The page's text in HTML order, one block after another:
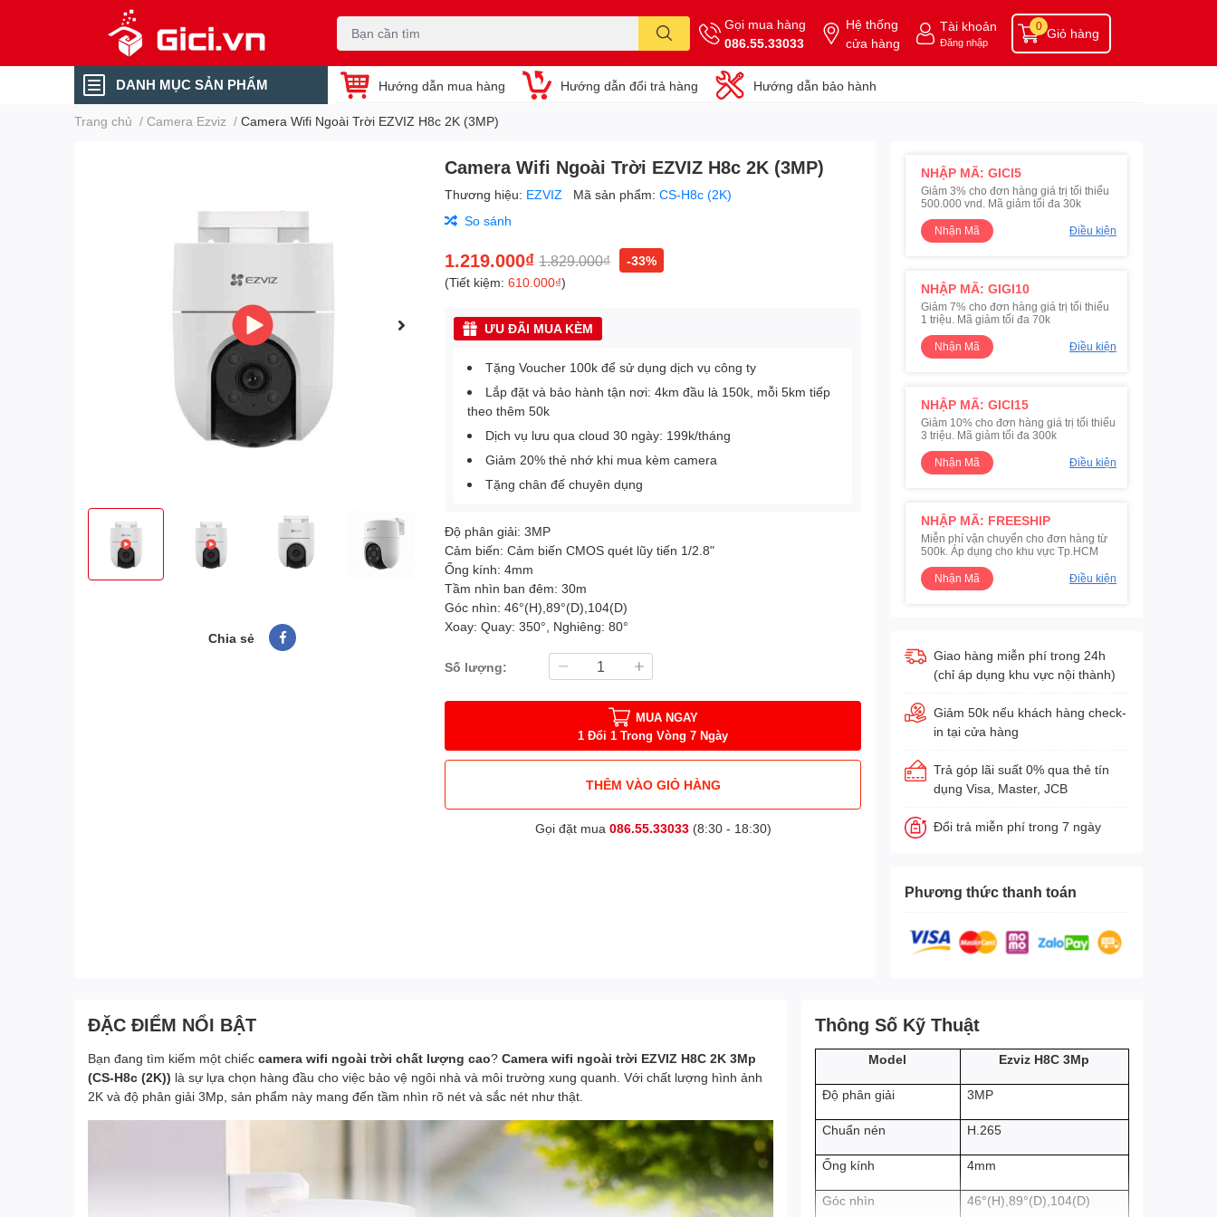
Gọi mua hàng
086.55.33033
Hệ thống
cửa hàng
Tài khoản
Đăng nhập
Giỏ hàng
0
DANH MỤC SẢN PHẨM Hướng dẫn mua hàng Hướng dẫn đổi trả hàng Hướng dẫn bảo hành
Trang chủ / Camera Ezviz / Camera Wifi Ngoài Trời EZVIZ H8c 2K (3MP)
Chia sẻ
Camera Wifi Ngoài Trời EZVIZ H8c 2K (3MP)
Thương hiệu: EZVIZ Mã sản phẩm:CS-H8c (2K)
So sánh
1.219.000₫ 1.829.000₫
-33%
(Tiết kiệm:610.000₫)
ƯU ĐÃI MUA KÈM
Tặng Voucher 100k để sử dụng dịch vụ công ty
Lắp đặt và bảo hành tận nơi: 4km đầu là 150k, mỗi 5km tiếp
theo thêm 50k
Dịch vụ lưu qua cloud 30 ngày: 199k/tháng
Giảm 20% thẻ nhớ khi mua kèm camera
Tặng chân đế chuyên dụng
Độ phân giải: 3MP
Cảm biến: Cảm biến CMOS quét lũy tiến 1/2.8"
Ống kính: 4mm
Tầm nhìn ban đêm: 30m
Góc nhìn: 46°(H),89°(D),104(D)
Xoay: Quay: 350°, Nghiêng: 80°
Số lượng:
MUA NGAY
1 Đổi 1 Trong Vòng 7 Ngày
THÊM VÀO GIỎ HÀNG
Gọi đặt mua 086.55.33033(8:30 - 18:30)
NHẬP MÃ: GICI5
Giảm 3% cho đơn hàng giá trị tối thiểu
500.000 vnd. Mã giảm tối đa 30k
Nhận Mã
Điều kiện
NHẬP MÃ: GIGI10
Giảm 7% cho đơn hàng giá trị tối thiểu
1 triệu. Mã giảm tối đa 70k
Nhận Mã
Điều kiện
NHẬP MÃ: GICI15
Giảm 10% cho đơn hàng giá trị tối thiểu
3 triệu. Mã giảm tối đa 300k
Nhận Mã
Điều kiện
NHẬP MÃ: FREESHIP
Miễn phí vận chuyển cho đơn hàng từ
500k. Áp dụng cho khu vực Tp.HCM
Nhận Mã
Điều kiện
Giao hàng miễn phí trong 24h
(chỉ áp dụng khu vực nội thành)
Giảm 50k nếu khách hàng check-
in tại cửa hàng
Trả góp lãi suất 0% qua thẻ tín
dụng Visa, Master, JCB
Đổi trả miễn phí trong 7 ngày
Phương thức thanh toán
ĐẶC ĐIỂM NỔI BẬT
Bạn đang tìm kiếm một chiếc camera wifi ngoài trời chất lượng cao? Camera wifi ngoài trời EZVIZ H8C 2K 3Mp
(CS-H8c (2K)) là sự lựa chọn hàng đầu cho việc bảo vệ ngôi nhà và môi trường xung quanh. Với chất lượng hình ảnh
2K và độ phân giải 3Mp, sản phẩm này mang đến tầm nhìn rõ nét và sắc nét như thật.
Thông Số Kỹ Thuật
Model Ezviz H8C 3Mp
Độ phân giải 3MP
Chuẩn nén H.265
Ống kính 4mm
Góc nhìn 46°(H),89°(D),104(D)